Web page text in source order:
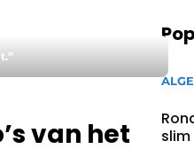
van het